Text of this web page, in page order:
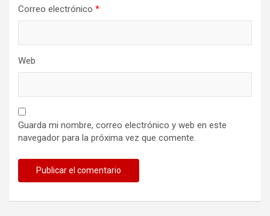
Correo electrónico *
Web
Guarda mi nombre, correo electrónico y web en este
navegador para la próxima vez que comente.